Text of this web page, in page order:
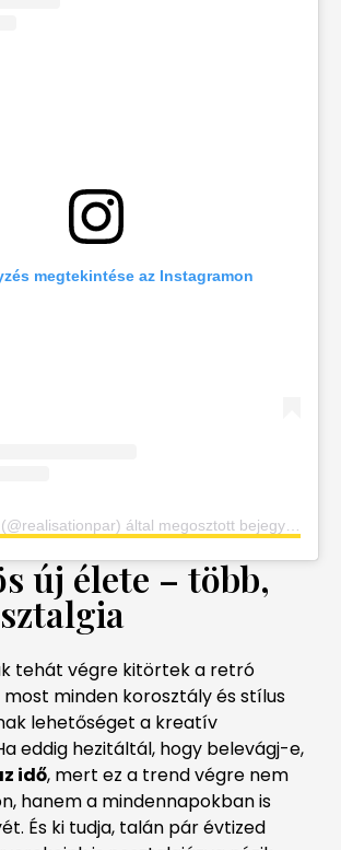
megtekintése az Instagramon
új élete – több,
tehát végre kitörtek a retró
minden korosztály és stílus
lehetőséget a kreatív
eddig hezitáltál, hogy belevágj-e,
idő, mert ez a trend végre nem
hanem a mindennapokban is
És ki tudja, talán pár évtized